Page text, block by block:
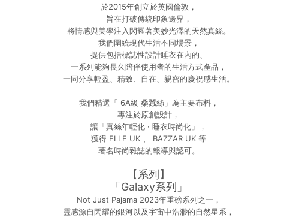
於2015年創立於英國倫敦，
旨在打破傳統印象邊界，
將情感與美學注入閃耀著美妙光澤的天然真絲。
我們圍繞現代生活不同場景，
提供包括標誌性設計睡衣在內的、
一系列能夠長久陪伴使用者的生活方式產品，
一同分享輕盈、精致、自在、親密的慶祝感生活。
我們精選「 6A級 桑蠶絲」為主要布料，
專注於原創設計，
讓「真絲年輕化 · 睡衣時尚化」，
獲得 ELLE UK 、 BAZZAR UK 等
著名時尚雜誌的報導與認可。
【系列】
「Galaxy系列」
Not Just Pajama 2023年重磅系列之一，
靈感源自閃耀的銀河以及宇宙中浩渺的自然星系，